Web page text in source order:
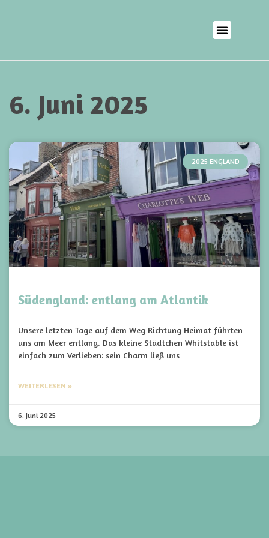
6. Juni 2025
2025 ENGLAND
Südengland: entlang am Atlantik
Unsere letzten Tage auf dem Weg Richtung Heimat führten
uns am Meer entlang. Das kleine Städtchen Whitstable ist
einfach zum Verlieben: sein Charm ließ uns
WEITERLESEN »
6. Juni 2025